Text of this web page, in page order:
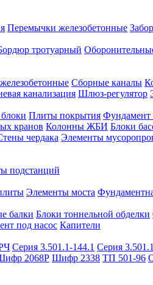
Перемычки железобетонные
тротуарный
Сборные каналы
канализация Шлюз-регулятор
Плиты покрытия Фундамент
кранов Колонны ЖБИ Блоки
чердака Элементы
подстанций
Элементы моста
балки Блоки тоннельной обделки
под насос Капители
Серия 3.501.1-144.1 Серия
2068Р Шифр 2338 ТП 501-96